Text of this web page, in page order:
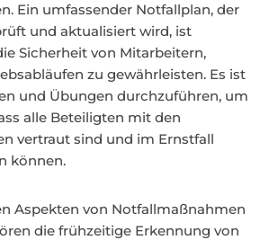
Ein umfassender Notfallplan, der
und aktualisiert wird, ist
Sicherheit von Mitarbeitern,
zu gewährleisten. Es ist
und Übungen durchzuführen, um
alle Beteiligten mit den
vertraut sind und im Ernstfall
können.
Aspekten von Notfallmaßnahmen
die frühzeitige Erkennung von